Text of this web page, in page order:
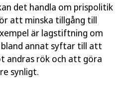
det handla om prispolitik
att minska tillgång till
är lagstiftning om
annat syftar till att
andras rök och att göra
synligt.